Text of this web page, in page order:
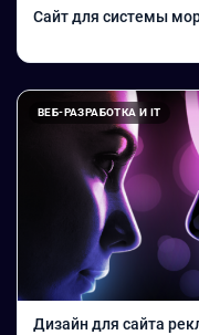
Сайт для системы
ВЕБ-РАЗРАБОТКА И IT
Дизайн для сайта